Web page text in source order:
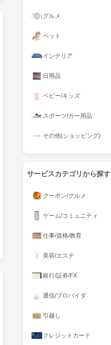
グルメ
ペット
インテリア
日用品
ベビー/キッズ
スポーツ/カー用品
その他(ショッピング)
サービスカテゴリから探す
クーポン/グルメ
ゲーム/コミュニティ
仕事/資格/教育
美容/エステ
銀行/証券/FX
通信/プロバイダ
引越し
クレジットカード